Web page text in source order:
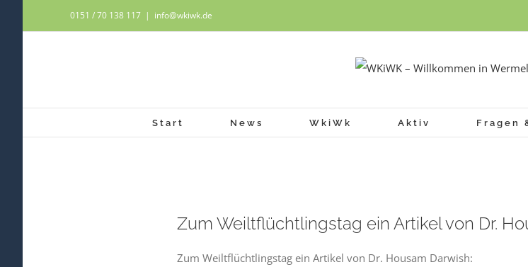
Inhalt
0151 / 70 138 117 | info@wkiwk.de
Start News WkiWk Aktiv Fragen
grösseres
Zum Weiltflüchtlingstag ein Artikel von Dr.
Zum Weiltflüchtlingstag ein Artikel von Dr. Housam Darwish: